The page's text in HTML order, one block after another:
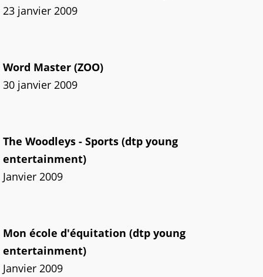
23 janvier 2009
Word Master (ZOO)
30 janvier 2009
The Woodleys - Sports (dtp young
entertainment)
Janvier 2009
Mon école d'équitation (dtp young
entertainment)
Janvier 2009